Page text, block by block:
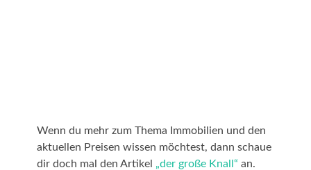
Wenn du mehr zum Thema Immobilien und den
aktuellen Preisen wissen möchtest, dann schaue
dir doch mal den Artikel „der große Knall“ an.